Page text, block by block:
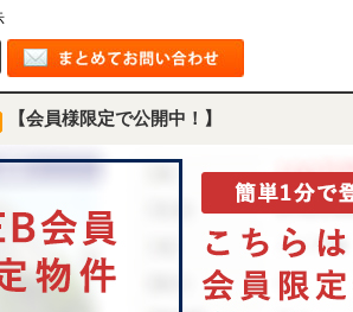
【会員様限定で公開中！】